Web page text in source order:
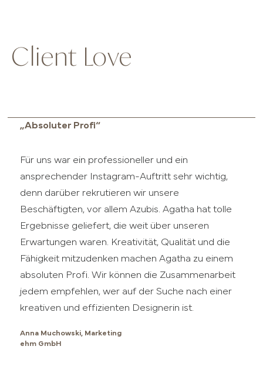
Client Love
„Absoluter Profi“
Für uns war ein professioneller und ein
ansprechender Instagram-Auftritt sehr wichtig,
denn darüber rekrutieren wir unsere
Beschäftigten, vor allem Azubis. Agatha hat tolle
Ergebnisse geliefert, die weit über unseren
Erwartungen waren. Kreativität, Qualität und die
Fähigkeit mitzudenken machen Agatha zu einem
absoluten Profi. Wir können die Zusammenarbeit
jedem empfehlen, wer auf der Suche nach einer
kreativen und effizienten Designerin ist.
Anna Muchowski, Marketing
ehm GmbH